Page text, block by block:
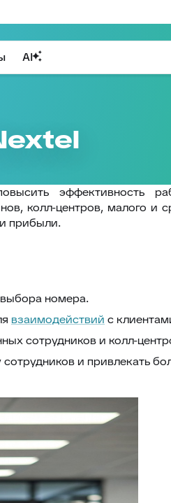
AI
эффективность
колл-центров, малого
прибыли.
номера.
взаимодействий с
сотрудников и колл-
и привлекать